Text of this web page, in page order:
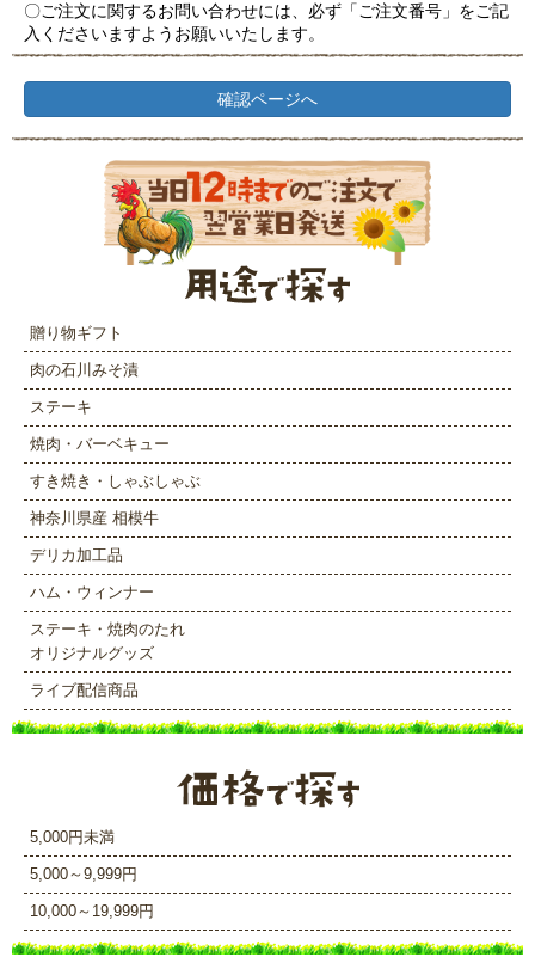
〇ご注文に関するお問い合わせには、必ず「ご注文番号」をご記
入くださいますようお願いいたします。
確認ページへ
贈り物ギフト
肉の石川みそ漬
ステーキ
焼肉・バーベキュー
すき焼き・しゃぶしゃぶ
神奈川県産 相模牛
デリカ加工品
ハム・ウィンナー
ステーキ・焼肉のたれ
オリジナルグッズ
ライブ配信商品
5,000円未満
5,000～9,999円
10,000～19,999円